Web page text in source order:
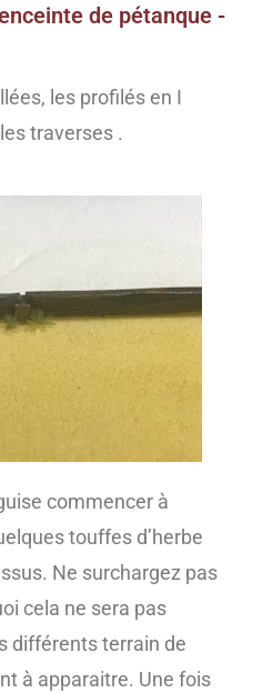
de pétanque -
les profilés en I
traverses .
commencer à
touffes d’herbe
Ne surchargez pas
cela ne sera pas
différents terrain de
à apparaitre. Une fois